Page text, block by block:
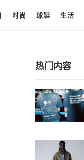
时尚 球鞋 生活
热门内容